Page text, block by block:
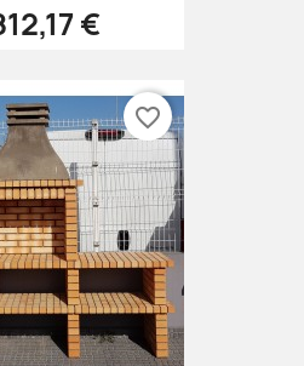
€
favorite_border